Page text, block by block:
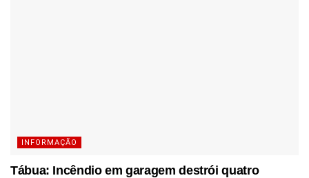
INFORMAÇÃO
Tábua: Incêndio em garagem destrói quatro